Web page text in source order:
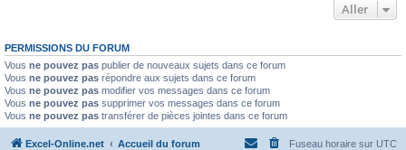
Aller
PERMISSIONS DU FORUM
Vous ne pouvez pas publier de nouveaux sujets dans ce forum
Vous ne pouvez pas répondre aux sujets dans ce forum
Vous ne pouvez pas modifier vos messages dans ce forum
Vous ne pouvez pas supprimer vos messages dans ce forum
Vous ne pouvez pas transférer de pièces jointes dans ce forum
Excel-Online.net Accueil du forum Fuseau horaire sur UTC